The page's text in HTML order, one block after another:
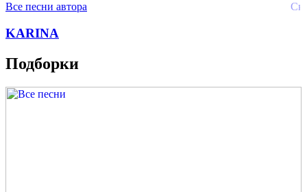
Все песни автора
KARINA
Подборки